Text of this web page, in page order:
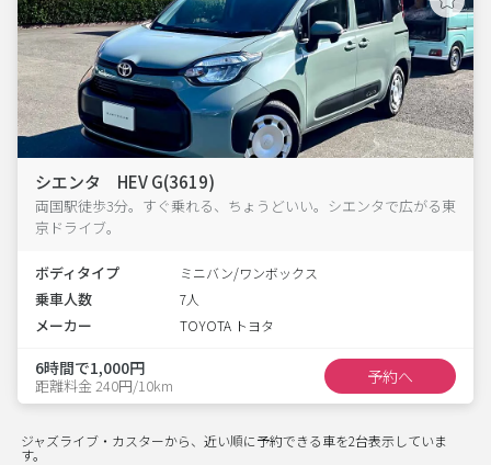
シエンタ HEV G(3619)
両国駅徒歩3分。すぐ乗れる、ちょうどいい。シエンタで広がる東
京ドライブ。
ボディタイプ ミニバン/ワンボックス
乗車人数 7人
メーカー TOYOTA トヨタ
6時間で1,000円
距離料金 240円/10km 予約へ
ジャズライブ・カスターから、近い順に予約できる車を2台表示していま
す。